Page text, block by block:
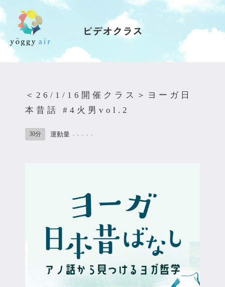
受講の流れ
インストラクター一覧
FAQ / お問い合わせ
yoggy mommy
マイページ
ビデオクラス
＜26/1/16開催クラス＞ヨーガ日
本昔話 #4火男vol.2
30分 運動量 ● ● ● ● ●